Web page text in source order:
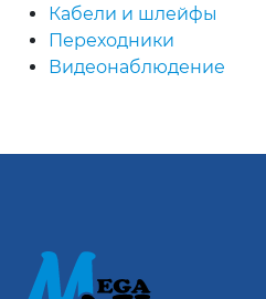
Кабели и шлейфы
Переходники
Видеонаблюдение